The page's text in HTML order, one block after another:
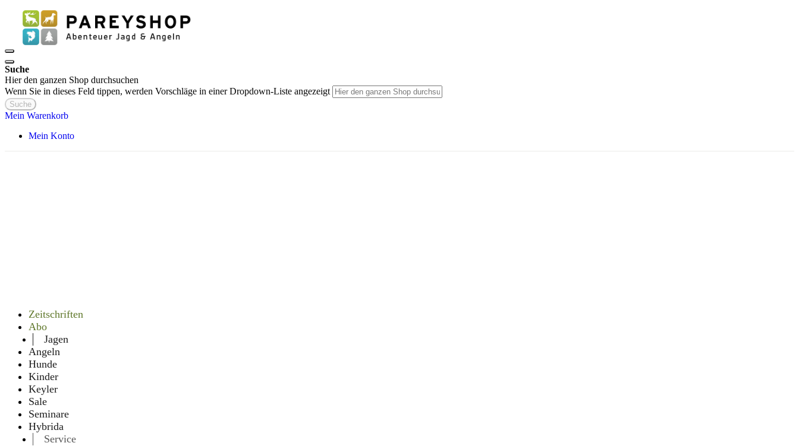
Suche
Hier den ganzen Shop durchsuchen
Wenn Sie in dieses Feld tippen, werden Vorschläge in einer Dropdown-Liste angezeigt
Suche
Mein Warenkorb
Mein Konto
Zeitschriften
Abo
Jagen
Angeln
Hunde
Kinder
Keyler
Sale
Seminare
Hybrida
Service